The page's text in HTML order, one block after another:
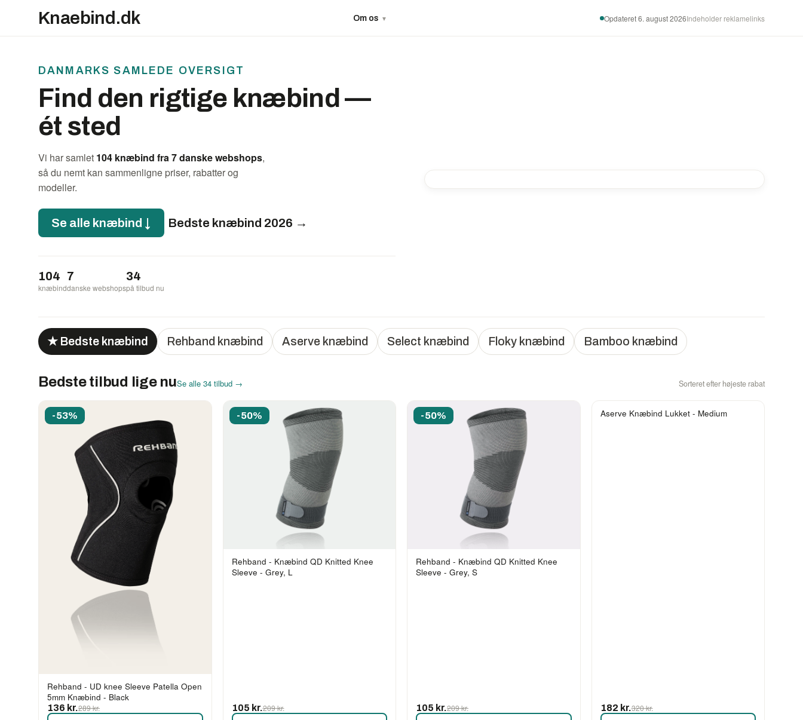
Knaebind.dk Om os ▼ Opdateret 6. august 2026Indeholder reklamelinks
DANMARKS SAMLEDE OVERSIGT
Find den rigtige knæbind —
ét sted
Vi har samlet 104 knæbind fra 7 danske webshops,
så du nemt kan sammenligne priser, rabatter og
modeller.
Se alle knæbind ↓ Bedste knæbind 2026 →
104
knæbind
7
danske webshops
34
på tilbud nu
-17% -6%
★ Bedste knæbind Rehband knæbind Aserve knæbind Select knæbind Floky knæbind Bamboo knæbind
Bedste tilbud lige nuSe alle 34 tilbud → Sorteret efter højeste rabat
-53%
Rehband - UD knee Sleeve Patella Open
5mm Knæbind - Black
136 kr.289 kr.
-50%
Rehband - Knæbind QD Knitted Knee
Sleeve - Grey, L
105 kr.209 kr.
-50%
Rehband - Knæbind QD Knitted Knee
Sleeve - Grey, S
105 kr.209 kr.
-43%
Aserve Knæbind Lukket - Medium
182 kr.320 kr.